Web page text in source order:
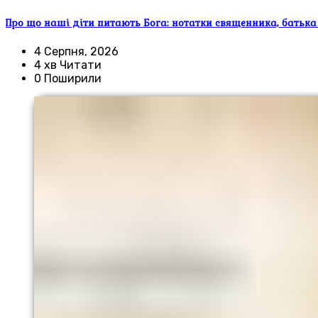
Про що наші діти питають Бога: нотатки священника,
4 Серпня, 2026
4 хв Читати
0 Поширили